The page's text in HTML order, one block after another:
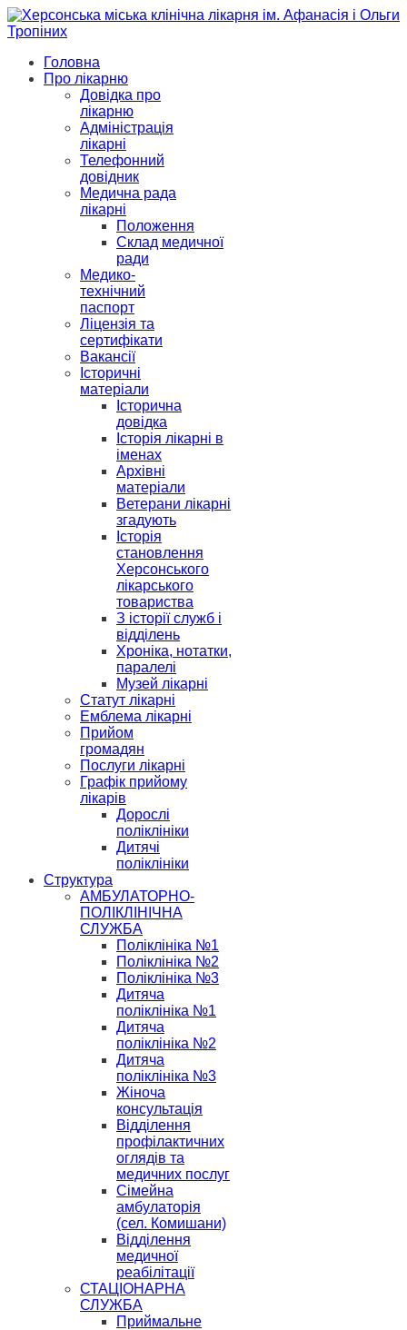
Головна
Про лікарню
Довідка про
лікарню
Адміністрація
лікарні
Телефонний
довідник
Медична рада
лікарні
Положення
Склад медичної
ради
Медико-
технічний
паспорт
Ліцензія та
сертифікати
Вакансії
Історичні
матеріали
Історична
довідка
Історія лікарні в
іменах
Архівні
матеріали
Ветерани лікарні
згадують
Історія
становлення
Херсонського
лікарського
товариства
З історії служб і
відділень
Хроніка, нотатки,
паралелі
Музей лікарні
Статут лікарні
Емблема лікарні
Прийом
громадян
Послуги лікарні
Графік прийому
лікарів
Дорослі
поліклініки
Дитячі
поліклініки
Структура
АМБУЛАТОРНО-
ПОЛІКЛІНІЧНА
СЛУЖБА
Поліклініка №1
Поліклініка №2
Поліклініка №3
Дитяча
поліклініка №1
Дитяча
поліклініка №2
Дитяча
поліклініка №3
Жіноча
консультація
Відділення
профілактичних
оглядів та
медичних послуг
Сімейна
амбулаторія
(сел. Комишани)
Відділення
медичної
реабілітації
СТАЦІОНАРНА
СЛУЖБА
Приймальне